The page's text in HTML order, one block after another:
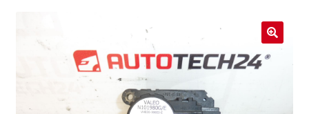
Moje konto
🔍